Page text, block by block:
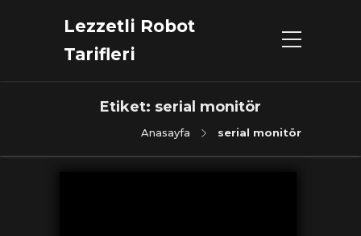
Lezzetli Robot
Tarifleri
Etiket: serial monitör
Anasayfa serial monitör